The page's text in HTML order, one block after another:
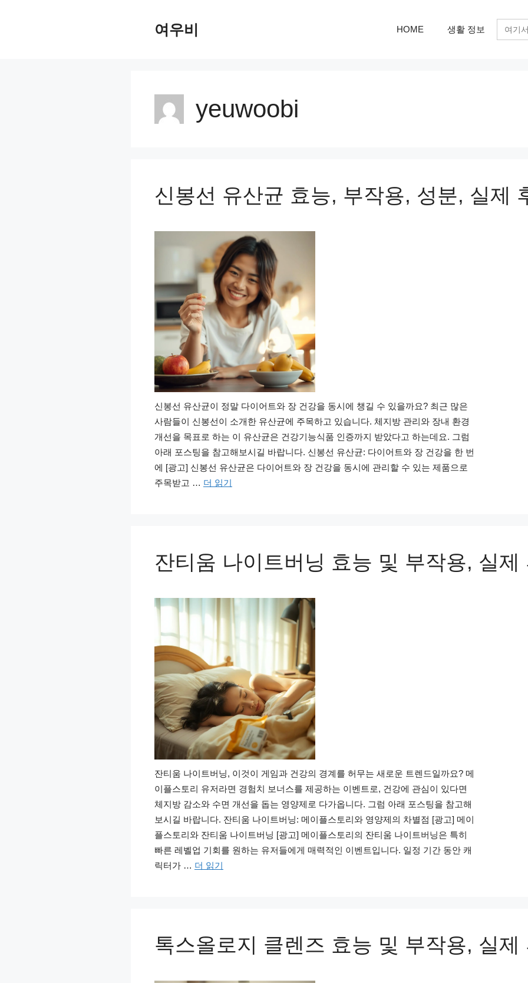
여우비 HOME 생활 정보
검
색:
yeuwoobi
신봉선 유산균 효능, 부작용, 성분, 실제
신봉선 유산균이 정말 다이어트와 장 건강을 동시에 챙길 수 있을까요? 최근 많은
사람들이 신봉선이 소개한 유산균에 주목하고 있습니다. 체지방 관리와 장내 환경
개선을 목표로 하는 이 유산균은 건강기능식품 인증까지 받았다고 하는데요. 그럼
아래 포스팅을 참고해보시길 바랍니다. 신봉선 유산균: 다이어트와 장 건강을 한 번
에 [광고] 신봉선 유산균은 다이어트와 장 건강을 동시에 관리할 수 있는 제품으로
주목받고 … 더 읽기
잔티움 나이트버닝 효능 및 부작용, 실제
잔티움 나이트버닝, 이것이 게임과 건강의 경계를 허무는 새로운 트렌드일까요? 메
이플스토리 유저라면 경험치 보너스를 제공하는 이벤트로, 건강에 관심이 있다면
체지방 감소와 수면 개선을 돕는 영양제로 다가옵니다. 그럼 아래 포스팅을 참고해
보시길 바랍니다. 잔티움 나이트버닝: 메이플스토리와 영양제의 차별점 [광고] 메이
플스토리와 잔티움 나이트버닝 [광고] 메이플스토리의 잔티움 나이트버닝은 특히
빠른 레벨업 기회를 원하는 유저들에게 매력적인 이벤트입니다. 일정 기간 동안 캐
릭터가 … 더 읽기
톡스올로지 클렌즈 효능 및 부작용, 실제